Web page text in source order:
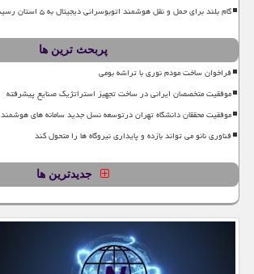
گام بلند برای حمل و نقل هوشمند اتوبوسرانی دیجیتال به ۵ استان رسید
پربحث ترین ها
فراخوان ساخت مودم نوری با تراشه بومی
موفقیت متخصصان ایرانی در ساخت تجهیز استراتژیک صنایع پیشرفته
موفقیت محققان دانشگاه تهران درتوسعه نسل جدید سامانه های هوشمند
فناوری نانو می تواند بازده و پایداری نیروگاه ها را متحول کند
جدیدترین ها